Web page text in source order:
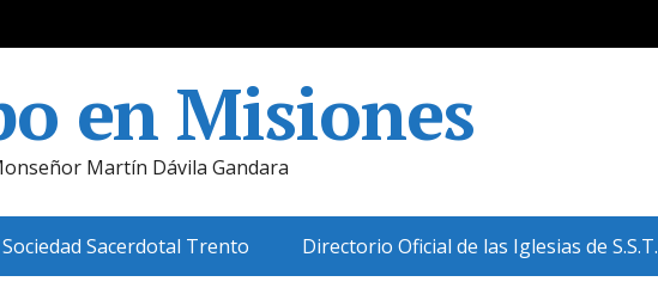
en Misiones
Martín Dávila Gandara
Sociedad Sacerdotal Trento Directorio Oficial de las Iglesias de S.S.T.